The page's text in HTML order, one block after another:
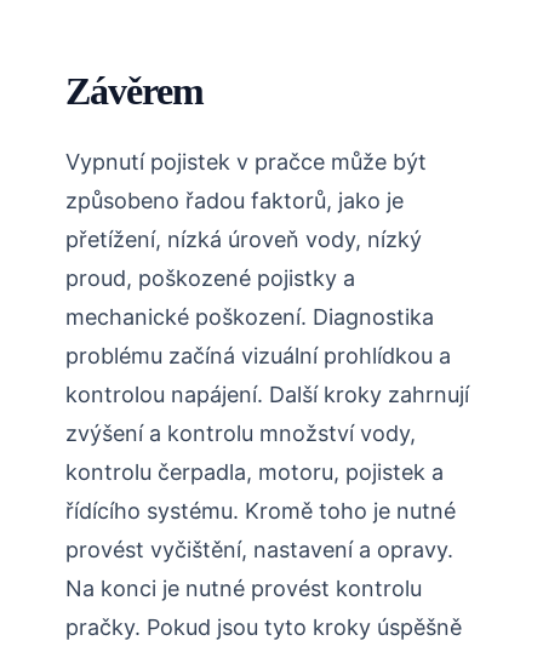
Závěrem
Vypnutí pojistek v pračce může být
způsobeno řadou faktorů, jako je
přetížení, nízká úroveň vody, nízký
proud, poškozené pojistky a
mechanické poškození. Diagnostika
problému začíná vizuální prohlídkou a
kontrolou napájení. Další kroky zahrnují
zvýšení a kontrolu množství vody,
kontrolu čerpadla, motoru, pojistek a
řídícího systému. Kromě toho je nutné
provést vyčištění, nastavení a opravy.
Na konci je nutné provést kontrolu
pračky. Pokud jsou tyto kroky úspěšně